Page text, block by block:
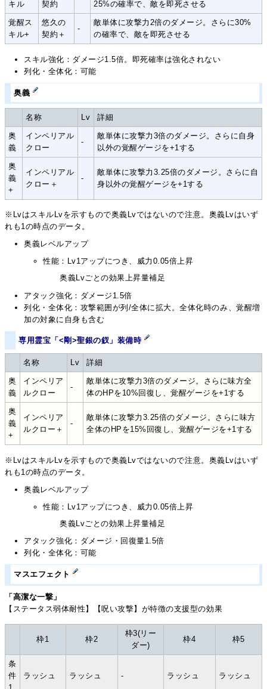
キル 契約 25%の確率で、敵を即死させる
覚醒ス
キル+
悠久の
契約＋
-
敵単体に攻撃力2倍のダメージ。さらに30%
の確率で、敵を即死させる
スキル強化：ダメージ1.5倍。即死確率は強化されない
列化・全体化：可能
奥義
名称 Lv 詳細
奥
義
インペリアル
クロー
-
敵単体に攻撃力3倍のダメージ。さらに自身
以外の覚醒ゲージを+1する
奥
義
+
インペリアル
クロー＋
-
敵単体に攻撃力3.25倍のダメージ。さらに自
身以外の覚醒ゲージを+1する
※LvはスキルLvを示すもので奥義Lvではないので注意。奥義Lvはいず
れも1の時点のデータ。
奥義レベルアップ
性能：Lv1アップにつき、威力0.05倍上昇
奥義Lvごとの効果上昇量補足
アタック強化：ダメージ1.5倍
列化・全体化：攻撃範囲が列/全体に拡大。全体化時のみ、覚醒増
加の対象に自身も含む
専用霊宝「<剛>聖銀の釵」装備時
名称 Lv 詳細
奥
義
インペリア
ルクロー
-
敵単体に攻撃力3倍のダメージ。さらに味方全
体のHPを10%回復し、覚醒ゲージを+1する
奥
義
+
インペリア
ルクロー＋
-
敵単体に攻撃力3.25倍のダメージ。さらに味方
全体のHPを15%回復し、覚醒ゲージを+1する
※LvはスキルLvを示すもので奥義Lvではないので注意。奥義Lvはいず
れも1の時点のデータ。
奥義レベルアップ
性能：Lv1アップにつき、威力0.05倍上昇
奥義Lvごとの効果上昇量補足
アタック強化：ダメージ・回復量1.5倍
列化・全体化：可能
マスエフェクト
「高潔な一撃」
【ステータス弱体耐性】【呪い攻撃】が特徴の支援型の効果
枠1 枠2
枠3(リー
ダー)
枠4 枠5
条
件
ラッシュ ラッシュ - ラッシュ ラッシュ